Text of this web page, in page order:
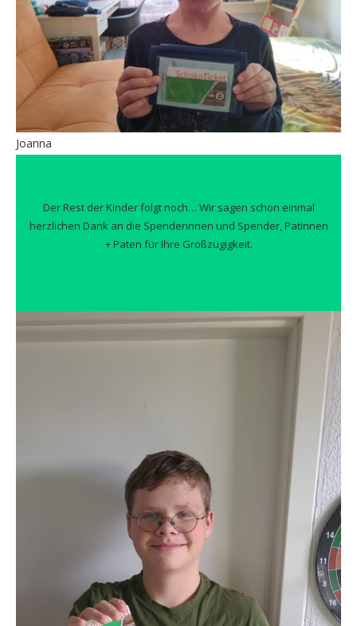
Joanna
Der Rest der Kinder folgt noch… Wir sagen schon einmal
herzlichen Dank an die Spenderinnen und Spender, Patinnen
+ Paten für Ihre Großzügigkeit.